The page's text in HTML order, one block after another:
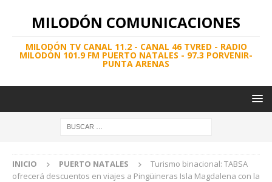
MILODÓN COMUNICACIONES
MILODÓN TV CANAL 11.2 - CANAL 46 TVRED - RADIO
MILODÓN 101.9 FM PUERTO NATALES - 97.3 PORVENIR-
PUNTA ARENAS
INICIO PUERTO NATALES
Turismo binacional: TABSA
ofrecerá descuentos en viajes a Pingüineras Isla Magdalena con la